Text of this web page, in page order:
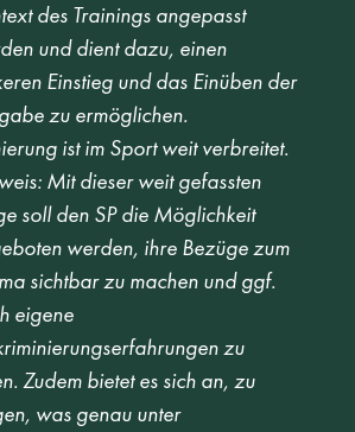
des Trainings angepasst
und dient dazu, einen
Einstieg und das Einüben der
zu ermöglichen.
ist im Sport weit verbreitet.
Mit dieser weit gefassten
soll den SP die Möglichkeit
werden, ihre Bezüge zum
sichtbar zu machen und ggf.
eigene
zu
Zudem bietet es sich an, zu
was genau unter